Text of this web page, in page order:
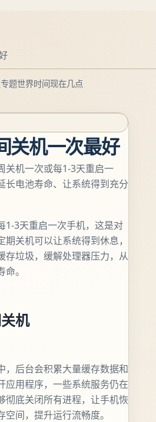
题世界时间现在几点
关机一次最好
关机一次或每1-3天重启一
长电池寿命、让系统得到充分
1-3天重启一次手机，这是对
关机可以让系统得到休息，
存垃圾，缓解处理器压力，从
。
机
，后台会积累大量缓存数据和
应用程序，一些系统服务仍在
彻底关闭所有进程，让手机恢
间，提升运行流畅度。